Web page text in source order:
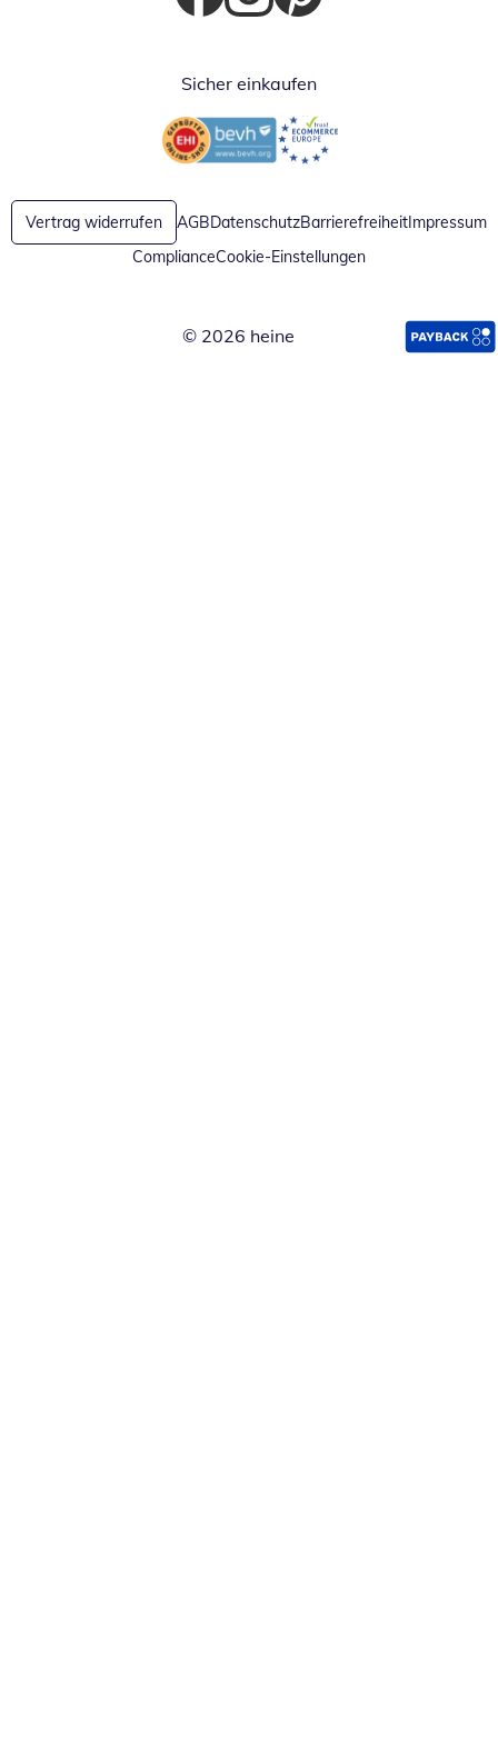
Öffnet in neuem Fenster
Öffnet in neuem Fenster
Öffnet in neuem Fenster
Sicher einkaufen
Öffnet in neuem FensterÖffnet in neuem Fenster
Vertrag widerrufen AGBDatenschutzBarrierefreiheitImpressum
ComplianceCookie-Einstellungen
© 2026 heine